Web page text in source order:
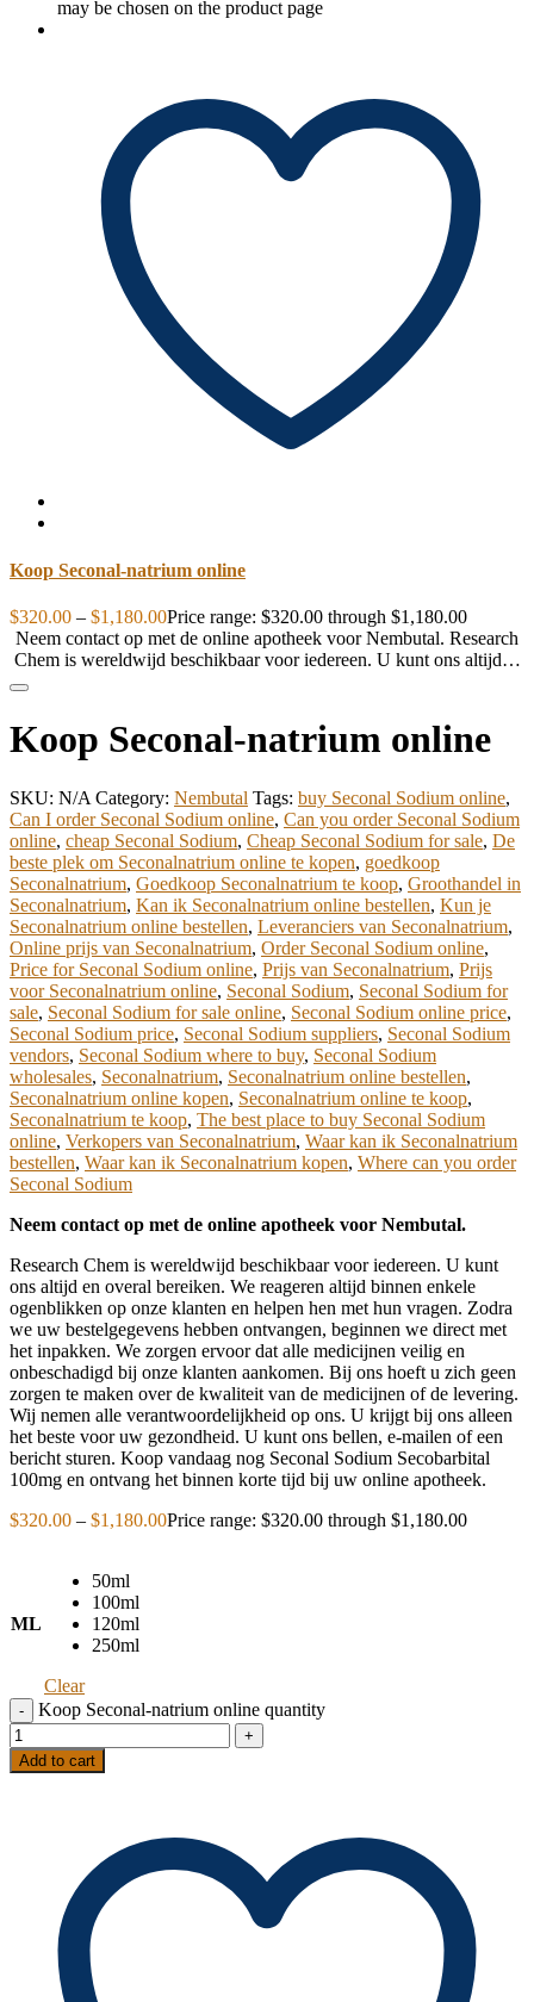
may be chosen on the product page
Koop Seconal-natrium online
$320.00 – $1,180.00Price range: $320.00 through $1,180.00
Neem contact op met de online apotheek voor Nembutal. Research
Chem is wereldwijd beschikbaar voor iedereen. U kunt ons altijd…
Koop Seconal-natrium online
SKU: N/A Category: Nembutal Tags: buy Seconal Sodium online,
Can I order Seconal Sodium online, Can you order Seconal Sodium
online, cheap Seconal Sodium, Cheap Seconal Sodium for sale, De
beste plek om Seconalnatrium online te kopen, goedkoop
Seconalnatrium, Goedkoop Seconalnatrium te koop, Groothandel in
Seconalnatrium, Kan ik Seconalnatrium online bestellen, Kun je
Seconalnatrium online bestellen, Leveranciers van Seconalnatrium,
Online prijs van Seconalnatrium, Order Seconal Sodium online,
Price for Seconal Sodium online, Prijs van Seconalnatrium, Prijs
voor Seconalnatrium online, Seconal Sodium, Seconal Sodium for
sale, Seconal Sodium for sale online, Seconal Sodium online price,
Seconal Sodium price, Seconal Sodium suppliers, Seconal Sodium
vendors, Seconal Sodium where to buy, Seconal Sodium
wholesales, Seconalnatrium, Seconalnatrium online bestellen,
Seconalnatrium online kopen, Seconalnatrium online te koop,
Seconalnatrium te koop, The best place to buy Seconal Sodium
online, Verkopers van Seconalnatrium, Waar kan ik Seconalnatrium
bestellen, Waar kan ik Seconalnatrium kopen, Where can you order
Seconal Sodium
Neem contact op met de online apotheek voor Nembutal.
Research Chem is wereldwijd beschikbaar voor iedereen. U kunt
ons altijd en overal bereiken. We reageren altijd binnen enkele
ogenblikken op onze klanten en helpen hen met hun vragen. Zodra
we uw bestelgegevens hebben ontvangen, beginnen we direct met
het inpakken. We zorgen ervoor dat alle medicijnen veilig en
onbeschadigd bij onze klanten aankomen. Bij ons hoeft u zich geen
zorgen te maken over de kwaliteit van de medicijnen of de levering.
Wij nemen alle verantwoordelijkheid op ons. U krijgt bij ons alleen
het beste voor uw gezondheid. U kunt ons bellen, e-mailen of een
bericht sturen. Koop vandaag nog Seconal Sodium Secobarbital
100mg en ontvang het binnen korte tijd bij uw online apotheek.
$320.00 – $1,180.00Price range: $320.00 through $1,180.00
ML
50ml
100ml
120ml
250ml
Clear
Koop Seconal-natrium online quantity
Add to cart